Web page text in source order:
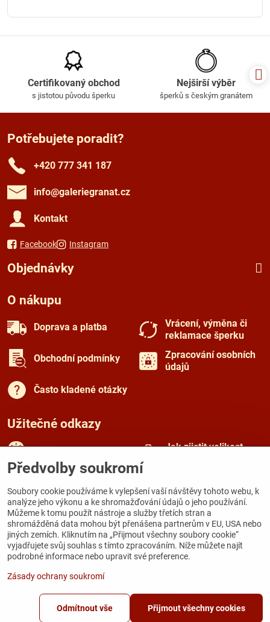
Certifikovaný obchod
s jistotou původu šperku
Nejširší výběr
šperků s českým granátem
Potřebujete poradit?
+420 777 341 187
info​@galeriegranat​.cz
Kontakt
Facebook Instagram
Objednávky
O nákupu
Doprava a platba
Vrácení, výměna či
reklamace šperku
Obchodní podmínky
Zpracování osobních
údajů
Často kladené otázky
Užitečné odkazy
Jak zjistit velikost
Kamenná prodejna
Galerie Zámecká
Zámecká 167
284 03 Kutná Hora
2026 Předvolby soukromí
Předvolby soukromí
Soubory cookie používáme k vylepšení vaší návštěvy tohoto webu, k
analýze jeho výkonu a ke shromažďování údajů o jeho používání.
Můžeme k tomu použít nástroje a služby třetích stran a
shromážděná data mohou být přenášena partnerům v EU, USA nebo
jiných zemích. Kliknutím na „Přijmout všechny soubory cookie“
vyjadřujete svůj souhlas s tímto zpracováním. Níže můžete najít
podrobné informace nebo upravit své preference.
Zásady ochrany soukromí
Přijmout všechny cookies
Odmítnout vše